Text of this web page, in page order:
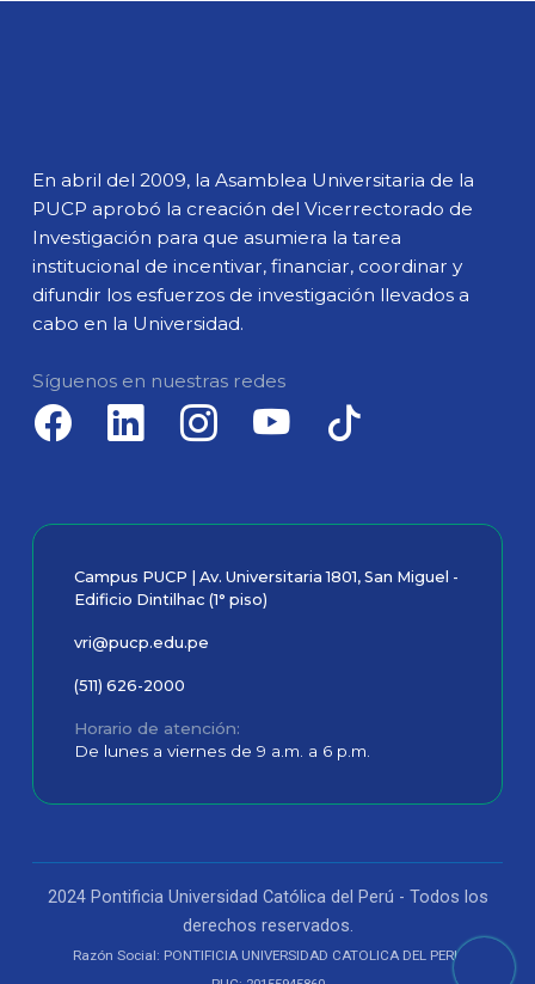
En abril del 2009, la Asamblea Universitaria de la
PUCP aprobó la creación del Vicerrectorado de
Investigación para que asumiera la tarea
institucional de incentivar, financiar, coordinar y
difundir los esfuerzos de investigación llevados a
cabo en la Universidad.
Síguenos en nuestras redes
Campus PUCP | Av. Universitaria 1801, San Miguel -
Edificio Dintilhac (1° piso)
vri@pucp.edu.pe
(511) 626-2000
Horario de atención
De lunes a viernes de 9 a.m. a 6 p.m.
2024 Pontificia Universidad Católica del Perú - Todos los
derechos reservados.
Razón Social: PONTIFICIA UNIVERSIDAD CATOLICA DEL PERU